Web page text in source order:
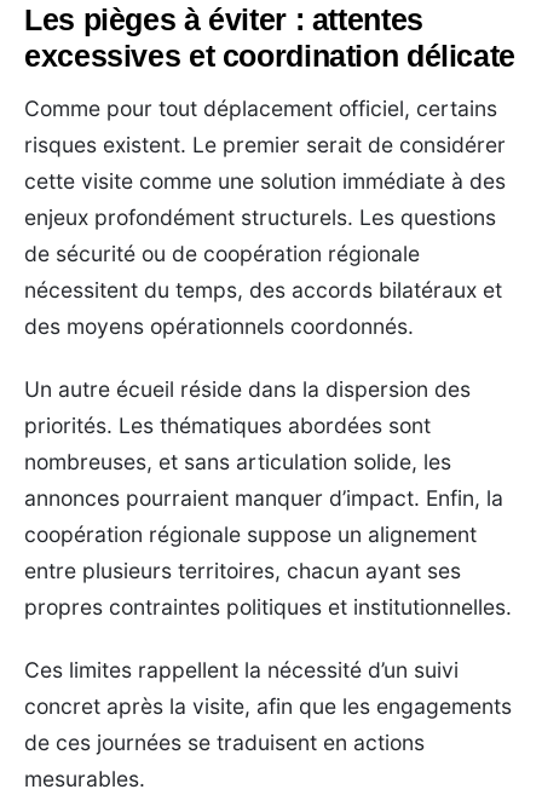
Les pièges à éviter : attentes
excessives et coordination délicate
Comme pour tout déplacement officiel, certains
risques existent. Le premier serait de considérer
cette visite comme une solution immédiate à des
enjeux profondément structurels. Les questions
de sécurité ou de coopération régionale
nécessitent du temps, des accords bilatéraux et
des moyens opérationnels coordonnés.
Un autre écueil réside dans la dispersion des
priorités. Les thématiques abordées sont
nombreuses, et sans articulation solide, les
annonces pourraient manquer d’impact. Enfin, la
coopération régionale suppose un alignement
entre plusieurs territoires, chacun ayant ses
propres contraintes politiques et institutionnelles.
Ces limites rappellent la nécessité d’un suivi
concret après la visite, afin que les engagements
de ces journées se traduisent en actions
mesurables.